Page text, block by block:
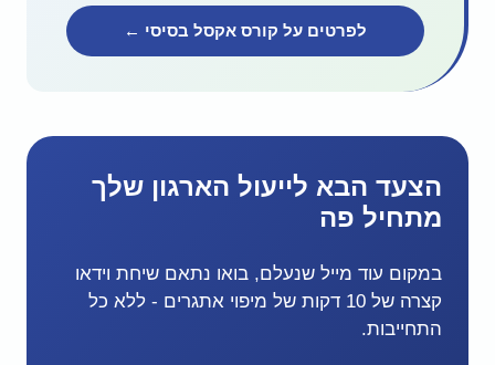
לפרטים על קורס אקסל בסיסי ←
הצעד הבא לייעול הארגון שלך
מתחיל פה
במקום עוד מייל שנעלם, בואו נתאם שיחת וידאו
קצרה של 10 דקות של מיפוי אתגרים - ללא כל
התחייבות.